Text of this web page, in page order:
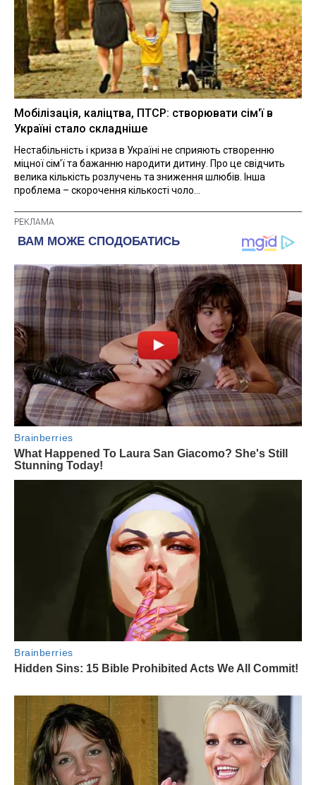
Мобілізація, каліцтва, ПТСР: створювати сім'ї в
Україні стало складніше
Нестабільність і криза в Україні не сприяють створенню
міцної сім'ї та бажанню народити дитину. Про це свідчить
велика кількість розлучень та зниження шлюбів. Інша
проблема – скорочення кількості чоло...